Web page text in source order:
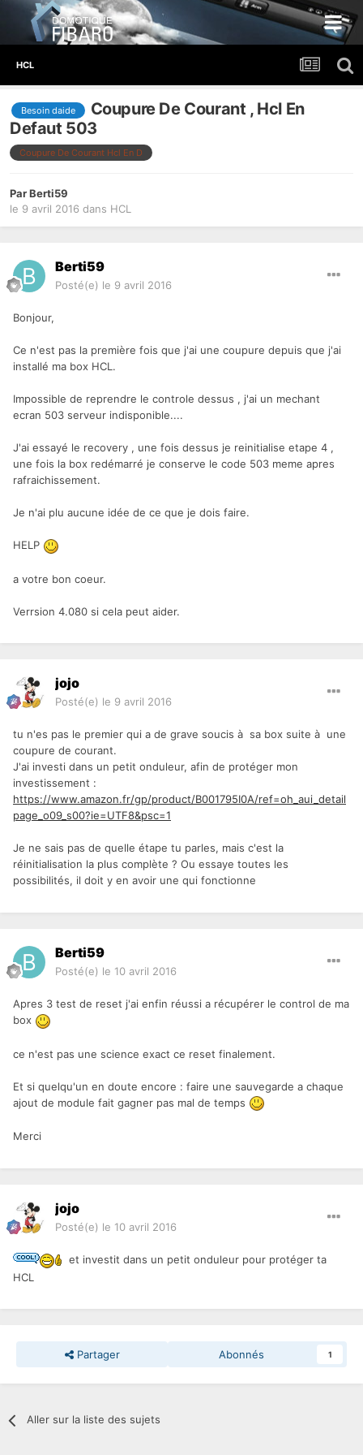
HCL
Besoin daide
Coupure De Courant , Hcl En
Defaut 503
Coupure De Courant Hcl En D
ParBerti59
le 9 avril 2016 dans HCL
Berti59
Posté(e) le 9 avril 2016
Bonjour,
Ce n'est pas la première fois que j'ai une coupure depuis que j'ai
installé ma box HCL.
Impossible de reprendre le controle dessus , j'ai un mechant
ecran 503 serveur indisponible....
J'ai essayé le recovery , une fois dessus je reinitialise etape 4 ,
une fois la box redémarré je conserve le code 503 meme apres
rafraichissement.
Je n'ai plu aucune idée de ce que je dois faire.
HELP
a votre bon coeur.
Verrsion 4.080 si cela peut aider.
jojo
Posté(e) le 9 avril 2016
tu n'es pas le premier qui a de grave soucis à sa box suite à une
coupure de courant.
J'ai investi dans un petit onduleur, afin de protéger mon
investissement :
https://www.amazon.fr/gp/product/B001795I0A/ref=oh_aui_detail
page_o09_s00?ie=UTF8&psc=1
Je ne sais pas de quelle étape tu parles, mais c'est la
réinitialisation la plus complète ? Ou essaye toutes les
possibilités, il doit y en avoir une qui fonctionne
Berti59
Posté(e) le 10 avril 2016
Apres 3 test de reset j'ai enfin réussi a récupérer le control de ma
box
ce n'est pas une science exact ce reset finalement.
Et si quelqu'un en doute encore : faire une sauvegarde a chaque
ajout de module fait gagner pas mal de temps
Merci
jojo
Posté(e) le 10 avril 2016
et investit dans un petit onduleur pour protéger ta
HCL
Partager Abonnés 1
Aller sur la liste des sujets